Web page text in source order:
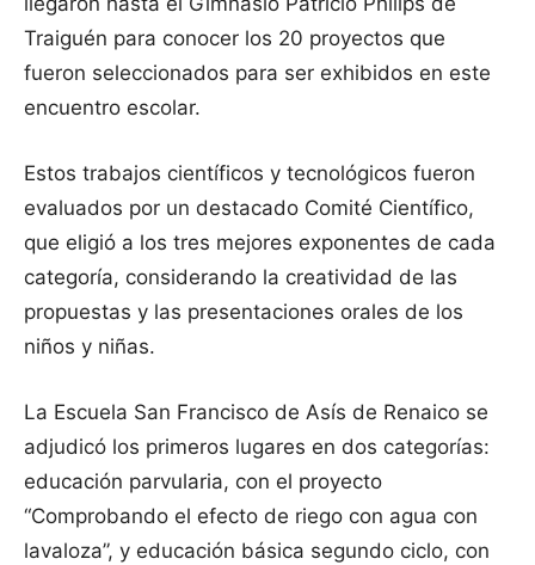
Traiguén para conocer los 20 proyectos que
fueron seleccionados para ser exhibidos en este
encuentro escolar.
Estos trabajos científicos y tecnológicos fueron
evaluados por un destacado Comité Científico,
que eligió a los tres mejores exponentes de cada
categoría, considerando la creatividad de las
propuestas y las presentaciones orales de los
niños y niñas.
La Escuela San Francisco de Asís de Renaico se
adjudicó los primeros lugares en dos categorías:
educación parvularia, con el proyecto
“Comprobando el efecto de riego con agua con
lavaloza”, y educación básica segundo ciclo, con